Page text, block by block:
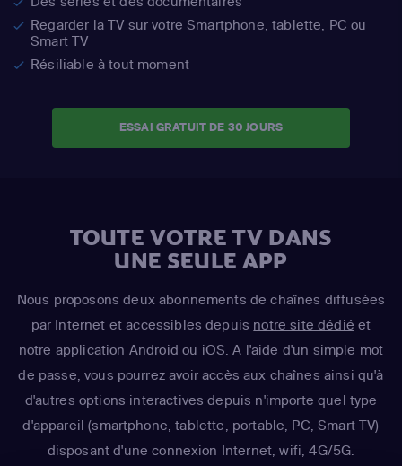
Regarder la TV sur votre Smartphone, tablette, PC ou
Smart TV
Résiliable à tout moment
ESSAI GRATUIT DE 30 JOURS
TOUTE VOTRE TV DANS
UNE SEULE APP
Nous proposons deux abonnements de chaînes diffusées
par Internet et accessibles depuis notre site dédié et
notre application Android ou iOS . A l'aide d'un simple mot
de passe, vous pourrez avoir accès aux chaînes ainsi qu'à
d'autres options interactives depuis n'importe quel type
d'appareil (smartphone, tablette, portable, PC, Smart TV)
disposant d'une connexion Internet, wifi, 4G/5G.